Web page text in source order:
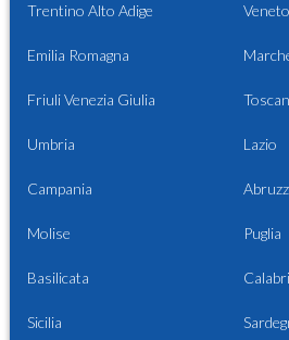
Trentino Alto Adige Veneto
Emilia Romagna
Friuli Venezia Giulia
Umbria Lazio
Campania
Molise Puglia
Basilicata
Sicilia